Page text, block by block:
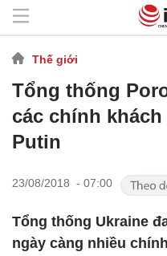
Thế giới
Tổng thống
các chính
Putin
23/08/2018 - 07:00
Tổng thống Ukraine
ngày càng nhiều